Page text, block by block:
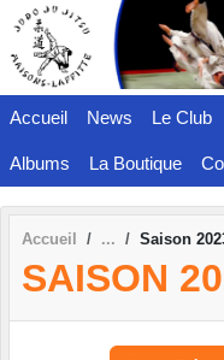
Accueil News Le Club
Albums La Boutique
Accueil Saison
SAISON
Panneau de gestion des